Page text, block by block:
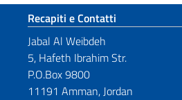
Sezione footer
Recapiti e Contatti
Jabal Al Weibdeh
5, Hafeth Ibrahim Str.
P.O.Box 9800
11191 Amman, Jordan